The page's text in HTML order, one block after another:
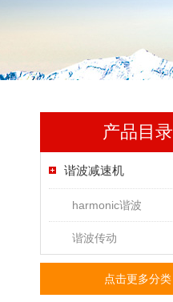
产品目录
谐波减速机
harmonic谐波
谐波传动
点击更多分类